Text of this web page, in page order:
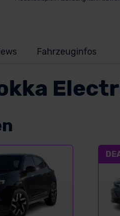
Fahrzeuginfos